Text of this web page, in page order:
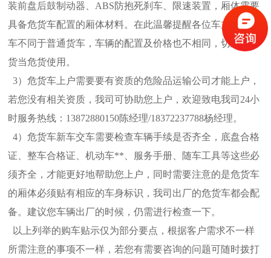
装前盘后鼓制动器、ABS防抱死刹车、限速装置，厢体需要
具备危货车配置的厢体材料。在此温馨提醒各位车主：危货
车不同于普通货车，车辆的配置及价格也不相同，切忌将普
货当危货使用。
3）危货车上户需要要有资质的危险品运输公司才能上户，
若您没有相关资质，我司可协助您上户，欢迎致电我司24小
时服务热线：13872880150陈经理/18372237788杨经理。
4）危货车新车交车需要检查车辆手续是否齐全，底盘合格
证、整车合格证、机动车**、服务手册、随车工具等这些必
须齐全，才能更好地帮助您上户，同时需要注意的是危货车
的厢体必须贴有相应的车身标识，我司出厂的危货车都会配
备。建议您车辆出厂的时候，仍需进行检查一下。
以上列举的购车贴示仅为部分要点，根据客户需求不一样
所需注意的事项不一样，若您有需要咨询的问题可随时拨打